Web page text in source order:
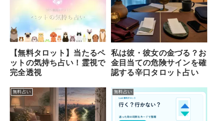
【無料タロット】当たるペ
ットの気持ち占い！霊視で
完全透視
私は彼・彼女の金づる？お
金目当ての危険サインを確
認する辛口タロット占い
無料占い 無料占い